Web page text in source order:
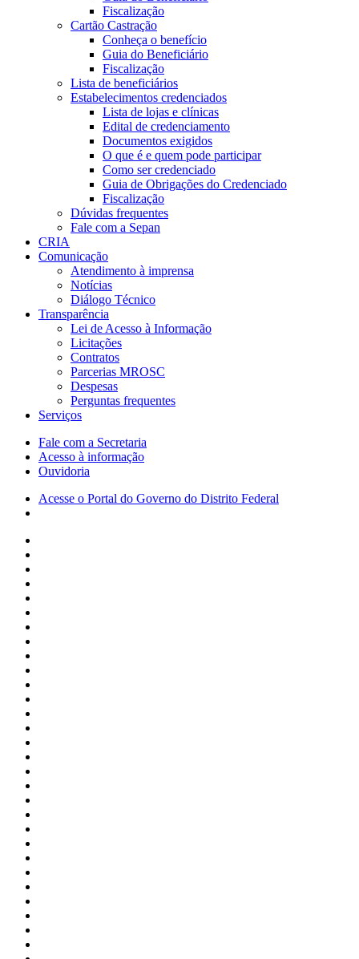
Fiscalização
Cartão Castração
Conheça o benefício
Guia do Beneficiário
Fiscalização
Lista de beneficiários
Estabelecimentos credenciados
Lista de lojas e clínicas
Edital de credenciamento
Documentos exigidos
O que é e quem pode participar
Como ser credenciado
Guia de Obrigações do Credenciado
Fiscalização
Dúvidas frequentes
Fale com a Sepan
CRIA
Comunicação
Atendimento à imprensa
Notícias
Diálogo Técnico
Transparência
Lei de Acesso à Informação
Licitações
Contratos
Parcerias MROSC
Despesas
Perguntas frequentes
Serviços
Fale com a Secretaria
Acesso à informação
Ouvidoria
Acesse o Portal do Governo do Distrito Federal